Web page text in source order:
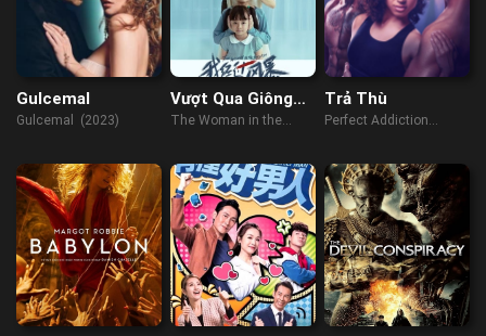
Gulcemal
Gulcemal (2023)
Vượt Qua Giông
Bão
The Woman in the
Trả Thù
Perfect Addiction